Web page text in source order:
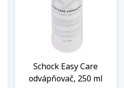
Schock Easy Care
odvápňovač, 250 ml